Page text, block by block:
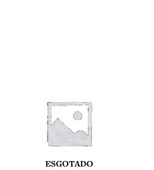
ESGOTADO